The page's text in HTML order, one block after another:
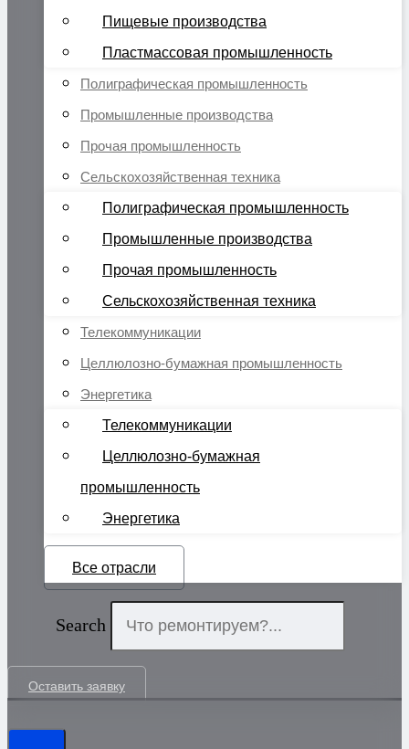
Пищевые производства
Пластмассовая промышленность
Полиграфическая промышленность
Промышленные производства
Прочая промышленность
Сельскохозяйственная техника
Полиграфическая промышленность
Промышленные производства
Прочая промышленность
Сельскохозяйственная техника
Телекоммуникации
Целлюлозно-бумажная промышленность
Энергетика
Телекоммуникации
Целлюлозно-бумажная
промышленность
Энергетика
Все отрасли
Search
Оставить заявку